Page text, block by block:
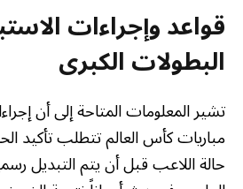
قواعد وإجراءات
البطولات الكبرى
تشير المعلومات المتاحة إلى أن
مباريات كأس العالم تتطلب تأكيد
حالة اللاعب قبل أن يتم التبديل